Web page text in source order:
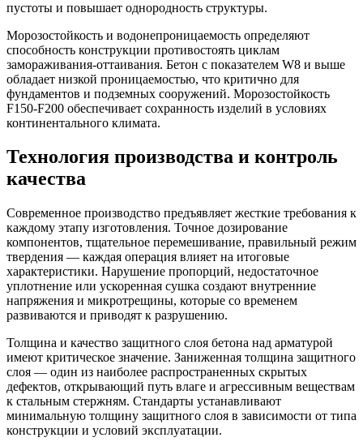
пустоты и повышает однородность структуры.
Морозостойкость и водонепроницаемость определяют
способность конструкции противостоять циклам
замораживания-оттаивания. Бетон с показателем W8 и выше
обладает низкой проницаемостью, что критично для
фундаментов и подземных сооружений. Морозостойкость
F150-F200 обеспечивает сохранность изделий в условиях
континентального климата.
Технология производства и контроль
качества
Современное производство предъявляет жесткие требования к
каждому этапу изготовления. Точное дозирование
компонентов, тщательное перемешивание, правильный режим
твердения — каждая операция влияет на итоговые
характеристики. Нарушение пропорций, недостаточное
уплотнение или ускоренная сушка создают внутренние
напряжения и микротрещины, которые со временем
развиваются и приводят к разрушению.
Толщина и качество защитного слоя бетона над арматурой
имеют критическое значение. Заниженная толщина защитного
слоя — один из наиболее распространенных скрытых
дефектов, открывающий путь влаге и агрессивным веществам
к стальным стержням. Стандарты устанавливают
минимальную толщину защитного слоя в зависимости от типа
конструкции и условий эксплуатации.